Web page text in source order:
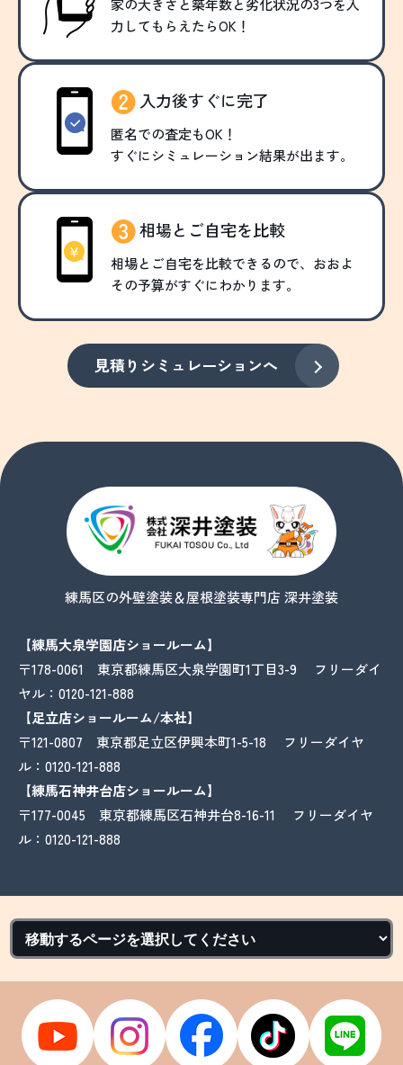
家の大きさと築年数と劣化状況の3つを入
力してもらえたらOK！
入力後すぐに完了
匿名での査定もOK！
すぐにシミュレーション結果が出ます。
相場とご自宅を比較
相場とご自宅を比較できるので、おおよ
その予算がすぐにわかります。
見積りシミュレーションへ
練馬区の外壁塗装＆屋根塗装専門店 深井塗装
【練馬大泉学園店ショールーム】
〒178-0061 東京都練馬区大泉学園町1丁目3-9 フリーダイ
ヤル： 0120-121-888
【足立店ショールーム/本社】
〒121-0807 東京都足立区伊興本町1-5-18 フリーダイヤ
ル： 0120-121-888
【練馬石神井台店ショールーム】
〒177-0045 東京都練馬区石神井台8-16-11 フリーダイヤ
ル： 0120-121-888